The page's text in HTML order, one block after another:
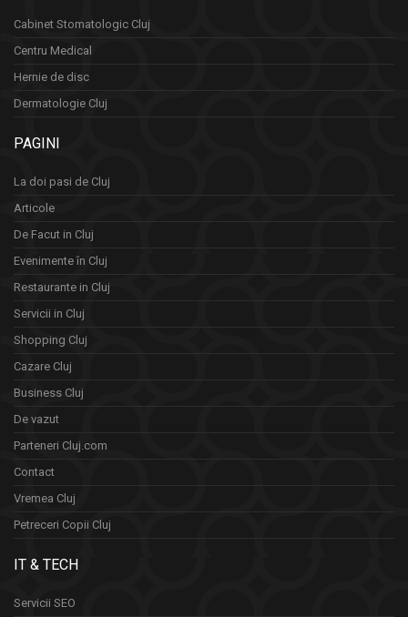
Cabinet Stomatologic Cluj
Centru Medical
Hernie de disc
Dermatologie Cluj
PAGINI
La doi pasi de Cluj
Articole
De Facut in Cluj
Evenimente în Cluj
Restaurante in Cluj
Servicii in Cluj
Shopping Cluj
Cazare Cluj
Business Cluj
De vazut
Parteneri Cluj.com
Contact
Vremea Cluj
Petreceri Copii Cluj
IT & TECH
Servicii SEO